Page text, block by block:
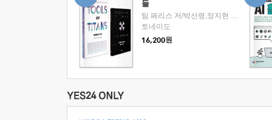
들
팀 페리스 저/박선령,정지현 공역
토네이도
16,200원